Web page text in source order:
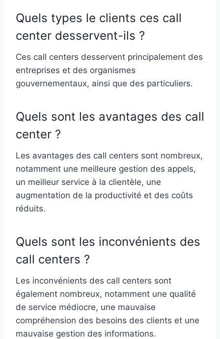
Quels types le clients ces call
center desservent-ils ?
Ces call centers desservent principalement des
entreprises et des organismes
gouvernementaux, ainsi que des particuliers.
Quels sont les avantages des call
center ?
Les avantages des call centers sont nombreux,
notamment une meilleure gestion des appels,
un meilleur service à la clientèle, une
augmentation de la productivité et des coûts
réduits.
Quels sont les inconvénients des
call centers ?
Les inconvénients des call centers sont
également nombreux, notamment une qualité
de service médiocre, une mauvaise
compréhension des besoins des clients et une
mauvaise gestion des informations.